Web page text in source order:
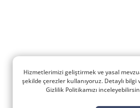
Hizmetlerimizi geliştirmek ve yasal
şekilde çerezler kullanıyoruz. Detaylı bilgi
Gizlilik Politikamızı